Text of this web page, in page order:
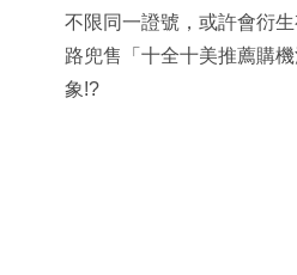
不限同一證號，或許會衍
路兜售「十全十美推薦購
象!?